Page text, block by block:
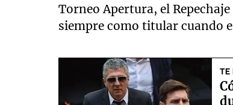
Torneo Apertura, el
siempre como titular cuando
TE